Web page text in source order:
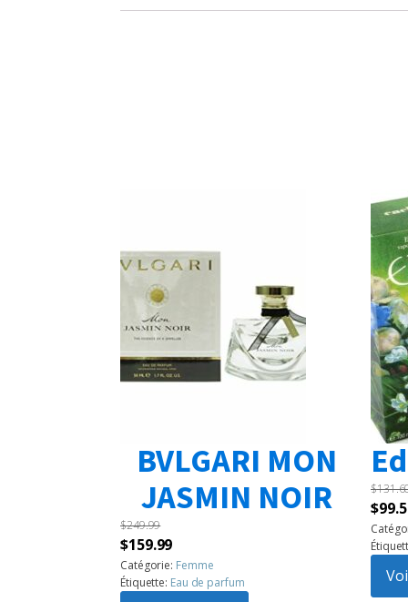
BVLGARI MON
JASMIN NOIR
$249.99
Le
prix
initial
$159.99Le
prix
actuel
Catégorie: Femme
Étiquette: Eau de parfum
$
Le
prix
$